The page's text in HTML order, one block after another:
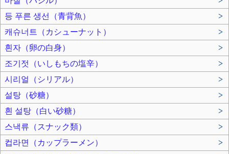
등 푸른 생선（青背魚）
>
캐슈너트（カシューナット）
>
흰자（卵の白身）
>
조기젓（いしもちの塩辛）
>
시리얼（シリアル）
>
설탕（砂糖）
>
흰 설탕（白い砂糖）
>
스낵류（スナック類）
>
컵라면（カップラーメン）
>